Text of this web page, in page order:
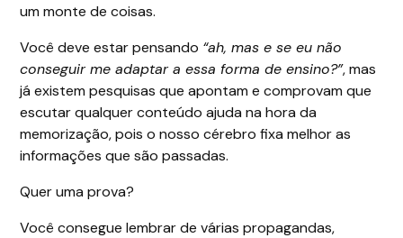
um monte de coisas.
Você deve estar pensando “ah, mas e se eu não
conseguir me adaptar a essa forma de ensino?”, mas
já existem pesquisas que apontam e comprovam que
escutar qualquer conteúdo ajuda na hora da
memorização, pois o nosso cérebro fixa melhor as
informações que são passadas.
Quer uma prova?
Você consegue lembrar de várias propagandas,